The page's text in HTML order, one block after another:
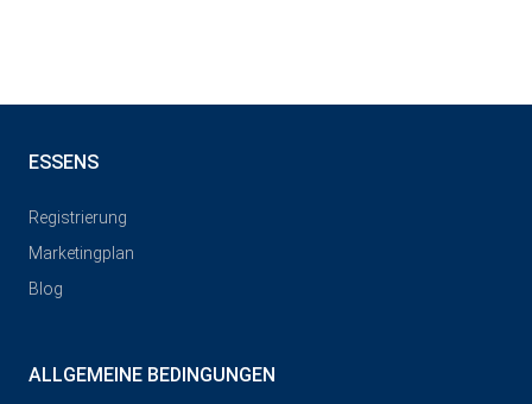
ESSENS
Registrierung
Marketingplan
Blog
ALLGEMEINE BEDINGUNGEN